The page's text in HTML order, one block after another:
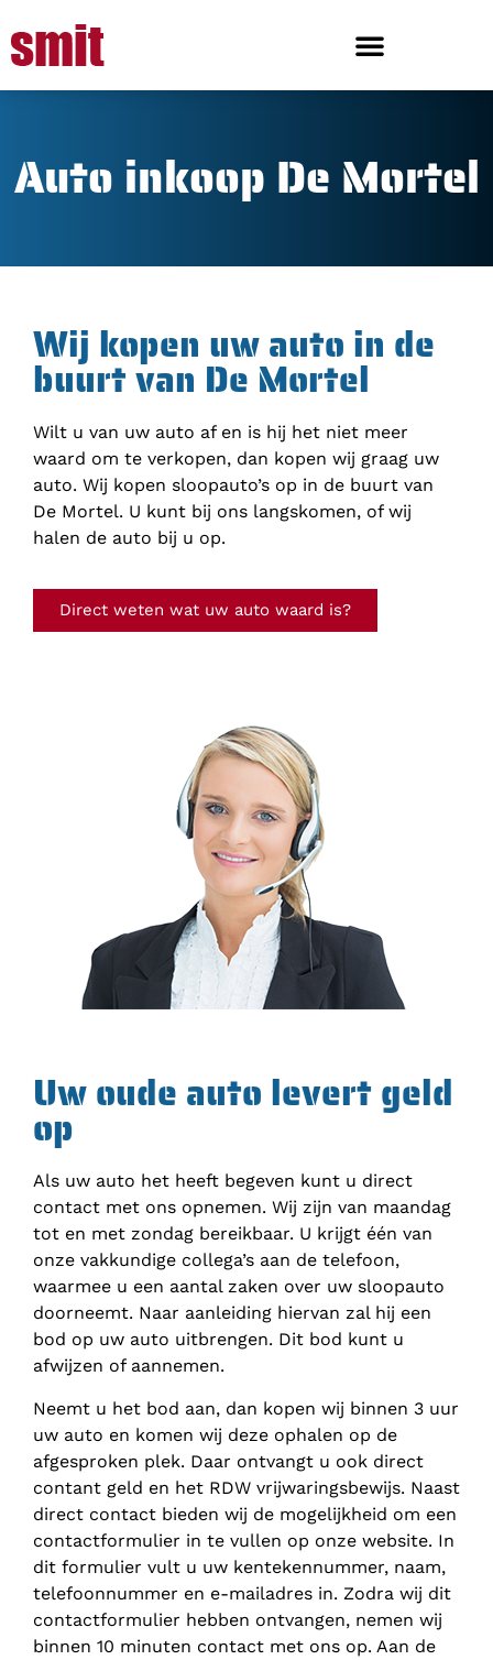
Auto inkoop De Mortel
Wij kopen uw auto in de
buurt van De Mortel
Wilt u van uw auto af en is hij het niet meer
waard om te verkopen, dan kopen wij graag uw
auto. Wij kopen sloopauto’s op in de buurt van
De Mortel. U kunt bij ons langskomen, of wij
halen de auto bij u op.
Direct weten wat uw auto waard is?
Uw oude auto levert geld
op
Als uw auto het heeft begeven kunt u direct
contact met ons opnemen. Wij zijn van maandag
tot en met zondag bereikbaar. U krijgt één van
onze vakkundige collega’s aan de telefoon,
waarmee u een aantal zaken over uw sloopauto
doorneemt. Naar aanleiding hiervan zal hij een
bod op uw auto uitbrengen. Dit bod kunt u
afwijzen of aannemen.
Neemt u het bod aan, dan kopen wij binnen 3 uur
uw auto en komen wij deze ophalen op de
afgesproken plek. Daar ontvangt u ook direct
contant geld en het RDW vrijwaringsbewijs. Naast
direct contact bieden wij de mogelijkheid om een
contactformulier in te vullen op onze website. In
dit formulier vult u uw kentekennummer, naam,
telefoonnummer en e-mailadres in. Zodra wij dit
contactformulier hebben ontvangen, nemen wij
binnen 10 minuten contact met ons op. Aan de